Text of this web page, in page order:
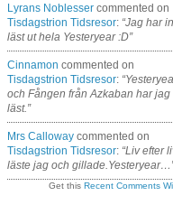
Lyrans Noblesser commented on
Tisdagstrion Tidsresor: “Jag har
läst ut hela Yesteryear :D”
Cinnamon commented on
Tisdagstrion Tidsresor:
och Fången från Azkaban har jag
läst.”
Mrs Calloway commented on
Tisdagstrion Tidsresor: “Liv efter
läste jag och
Get this Recent Comments